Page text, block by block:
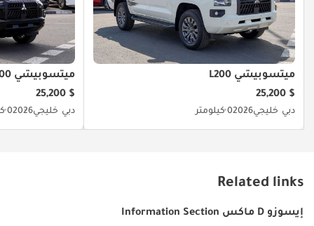
ميتسوبيشي L200
$ 25,200
دبي خليجي20260 كيلومتر
ميتسوبيشي L200
$ 25,200
دبي خليجي20260 كيلومتر
Related links
إيسوزو D ماكس Information Section